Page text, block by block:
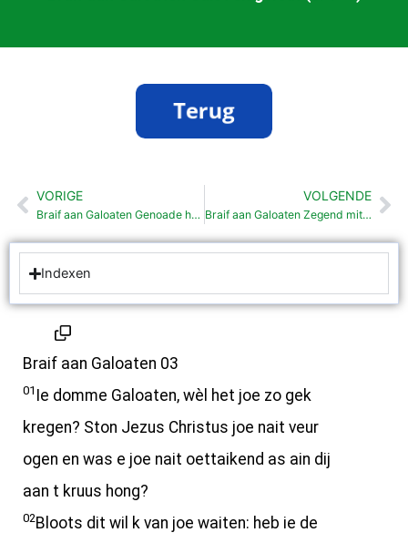
Vorige
VORIGE
Braif aan Galoaten Genoade het wet op zied zet (2:15-21)
VOLGENDE
Braif aan Galoaten Zegend mit Oabram (3: 6-14)
Indexen
Braif aan Galoaten 03
01 Ie domme Galoaten, wèl het joe zo gek
kregen? Ston Jezus Christus joe nait veur
ogen en was e joe nait oettaikend as ain dij
aan t kruus hong?
02Bloots dit wil k van joe waiten: heb ie de